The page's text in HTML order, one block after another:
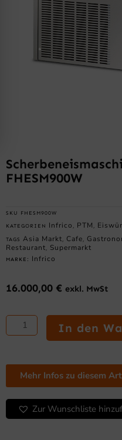
FHESM900W
SKU FHESM900W
KATEGORIEN Infrico , PTM ,
TAGS Asia Markt , Cafe ,
Restaurant , Supermarkt
MARKE: Infrico
16.000,00 € exkl. MwSt
Scherbeneismaschine
Remote
FHESM900W
In den
Mehr Infos zu diesem
Zur Wunschliste